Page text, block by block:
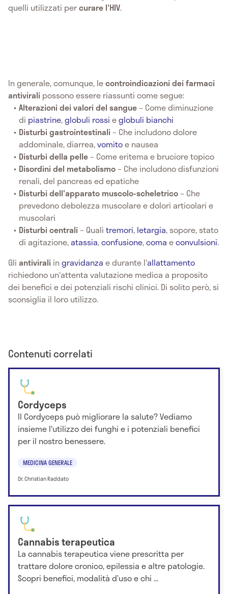
quelli utilizzati percurare l'HIV.
In generale, comunque, lecontroindicazioni dei farmaci
antivirali possono essere riassunti come segue:
Alterazioni dei valori del sangue– Come diminuzione
di piastrine,globuli rossi eglobuli bianchi
Disturbi gastrointestinali– Che includono dolore
addominale, diarrea,vomitoe nausea
Disturbi della pelle– Come eritema e bruciore topico
Disordini del metabolismo– Che includono disfunzioni
renali, del pancreas ed epatiche
Disturbi dell'apparato muscolo-scheletrico– Che
prevedono debolezza muscolare e dolori articolari e
muscolari
Disturbi centrali– Qualitremori, letargia, sopore, stato
di agitazione,atassia,confusione,coma econvulsioni.
Gli antivirali ingravidanza e durante l'allattamento
richiedono un'attenta valutazione medica a proposito
dei benefici e dei potenziali rischi clinici. Di solito però, si
sconsiglia il loro utilizzo.
Contenuti correlati
Cordyceps
Il Cordyceps può migliorare la salute? Vediamo
insieme l'utilizzo dei funghi e i potenziali benefici
per il nostro benessere.
MEDICINA GENERALE
Dr. Christian Raddato
Cannabis terapeutica
La cannabis terapeutica viene prescritta per
trattare dolore cronico, epilessia e altre patologie.
Scopri benefici, modalità d’uso e chi ...